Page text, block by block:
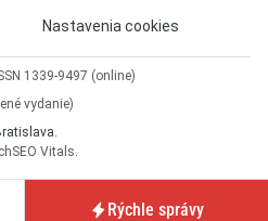
Nastavenia cookies
1339-9497 (online)
vydanie)
Vitals.
Rýchle správy